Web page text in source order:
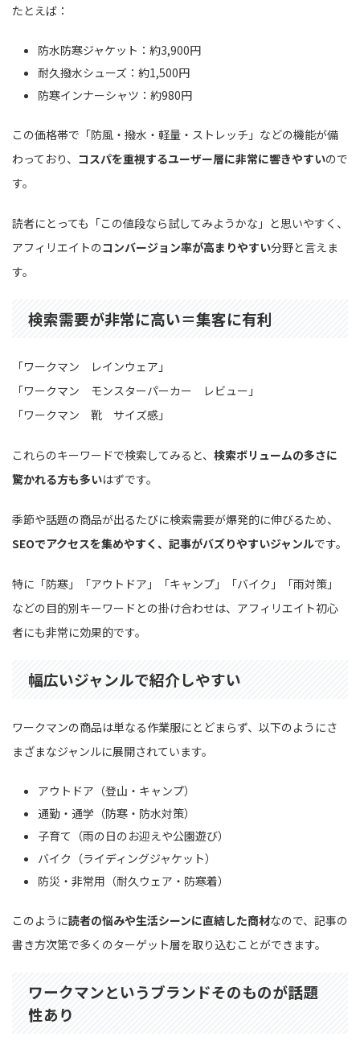
たとえば：
防水防寒ジャケット：約3,900円
耐久撥水シューズ：約1,500円
防寒インナーシャツ：約980円
この価格帯で「防風・撥水・軽量・ストレッチ」などの機能が備
わっており、 コスパを重視するユーザー層に非常に響きやすいので
す。
読者にとっても「この値段なら試してみようかな」と思いやすく、
アフィリエイトのコンバージョン率が高まりやすい分野と言えま
す。
検索需要が非常に高い＝集客に有利
「ワークマン レインウェア」
「ワークマン モンスターパーカー レビュー」
「ワークマン 靴 サイズ感」
これらのキーワードで検索してみると、 検索ボリュームの多さに
驚かれる方も多いはずです。
季節や話題の商品が出るたびに検索需要が爆発的に伸びるため、
SEOでアクセスを集めやすく、記事がバズりやすいジャンルです。
特に「防寒」「アウトドア」「キャンプ」「バイク」「雨対策」
などの目的別キーワードとの掛け合わせは、アフィリエイト初心
者にも非常に効果的です。
幅広いジャンルで紹介しやすい
ワークマンの商品は単なる作業服にとどまらず、以下のようにさ
まざまなジャンルに展開されています。
アウトドア（登山・キャンプ）
通勤・通学（防寒・防水対策）
子育て（雨の日のお迎えや公園遊び）
バイク（ライディングジャケット）
防災・非常用（耐久ウェア・防寒着）
このように読者の悩みや生活シーンに直結した商材なので、記事の
書き方次第で多くのターゲット層を取り込むことができます。
ワークマンというブランドそのものが話題
性あり